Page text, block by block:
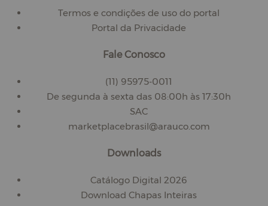
Termos e condições de uso do portal
Portal da Privacidade
Fale Conosco
(11) 95975-0011
De segunda à sexta das 08:00h às 17:30h
SAC
marketplacebrasil@arauco.com
Downloads
Catálogo Digital 2026
Download Chapas Inteiras